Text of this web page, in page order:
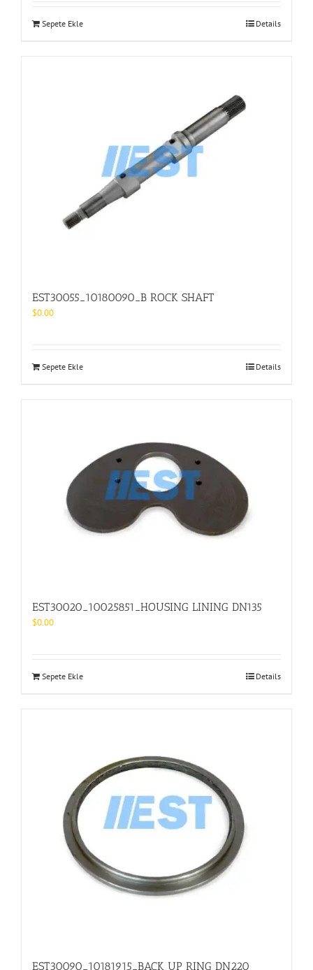
Sepete Ekle Details
EST30055_10180090_B ROCK SHAFT
$0.00
Sepete Ekle Details
EST30020_10025851_HOUSING LINING DN135
$0.00
Sepete Ekle Details
EST30090_10181915_BACK UP RING DN220